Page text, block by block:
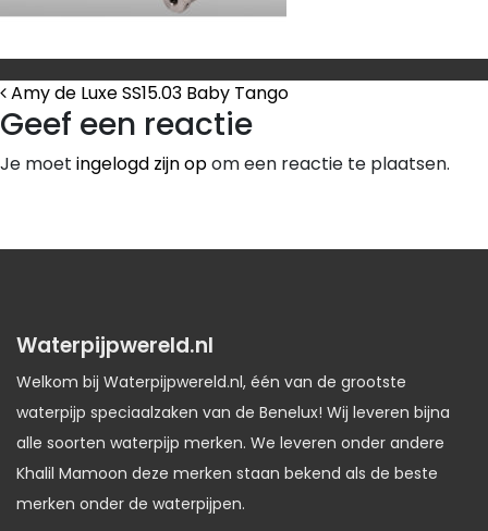
Bericht Navigatie
Amy de Luxe SS15.03 Baby Tango
Geef een reactie
Je moet ingelogd zijn opom een reactie te plaatsen.
Waterpijpwereld.nl
Welkom bij Waterpijpwereld.nl, één van de grootste
waterpijp speciaalzaken van de Benelux! Wij leveren bijna
alle soorten waterpijp merken. We leveren onder andere
Khalil Mamoon deze merken staan bekend als de beste
merken onder de waterpijpen.